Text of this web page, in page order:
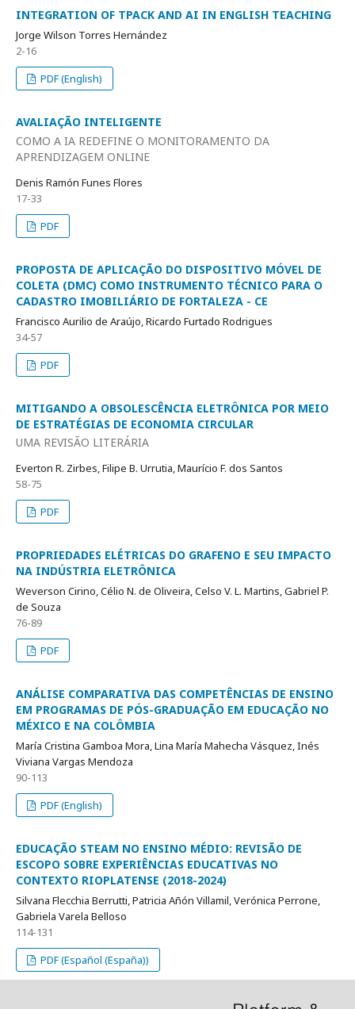
INTEGRATION OF TPACK AND AI IN ENGLISH TEACHING
Jorge Wilson Torres Hernández
2-16
PDF (English)
AVALIAÇÃO INTELIGENTE
COMO A IA REDEFINE O MONITORAMENTO DA
APRENDIZAGEM ONLINE
Denis Ramón Funes Flores
17-33
PDF
PROPOSTA DE APLICAÇÃO DO DISPOSITIVO MÓVEL DE
COLETA (DMC) COMO INSTRUMENTO TÉCNICO PARA O
CADASTRO IMOBILIÁRIO DE FORTALEZA - CE
Francisco Aurilio de Araújo, Ricardo Furtado Rodrigues
34-57
PDF
MITIGANDO A OBSOLESCÊNCIA ELETRÔNICA POR MEIO
DE ESTRATÉGIAS DE ECONOMIA CIRCULAR
UMA REVISÃO LITERÁRIA
Everton R. Zirbes, Filipe B. Urrutia, Maurício F. dos Santos
58-75
PDF
PROPRIEDADES ELÉTRICAS DO GRAFENO E SEU IMPACTO
NA INDÚSTRIA ELETRÔNICA
Weverson Cirino, Célio N. de Oliveira, Celso V. L. Martins, Gabriel P.
de Souza
76-89
PDF
ANÁLISE COMPARATIVA DAS COMPETÊNCIAS DE ENSINO
EM PROGRAMAS DE PÓS-GRADUAÇÃO EM EDUCAÇÃO NO
MÉXICO E NA COLÔMBIA
María Cristina Gamboa Mora, Lina María Mahecha Vásquez, Inés
Viviana Vargas Mendoza
90-113
PDF (English)
EDUCAÇÃO STEAM NO ENSINO MÉDIO: REVISÃO DE
ESCOPO SOBRE EXPERIÊNCIAS EDUCATIVAS NO
CONTEXTO RIOPLATENSE (2018-2024)
Silvana Flecchia Berrutti, Patricia Añón Villamil, Verónica Perrone,
Gabriela Varela Belloso
114-131
PDF (Español (España))